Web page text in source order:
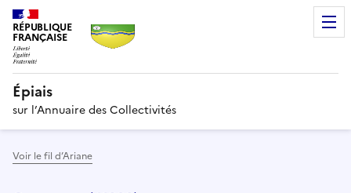
RÉPUBLIQUE
FRANÇAISE
Épiais
sur l’Annuaire des Collectivités
Voir le fil d’Ariane